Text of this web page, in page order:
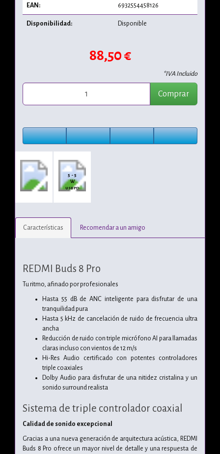
EAN: 6932554458126
Disponibilidad: Disponible
88,50 €
*IVA Incluido
Comprar
5 - 5
W
USB PD
Características Recomendar a un amigo
REDMI Buds 8 Pro
Tu ritmo, afinado por profesionales
Hasta 55 dB de ANC inteligente para disfrutar de una
tranquilidad pura
Hasta 5 kHz de cancelación de ruido de frecuencia ultra
ancha
Reducción de ruido con triple micrófono AI para llamadas
claras incluso con vientos de 12 m/s
Hi-Res Audio certificado con potentes controladores
triple coaxiales
Dolby Audio para disfrutar de una nitidez cristalina y un
sonido surround realista
Sistema de triple controlador coaxial
Calidad de sonido excepcional
Gracias a una nueva generación de arquitectura acústica, REDMI
Buds 8 Pro ofrece un mayor nivel de detalle y una respuesta de